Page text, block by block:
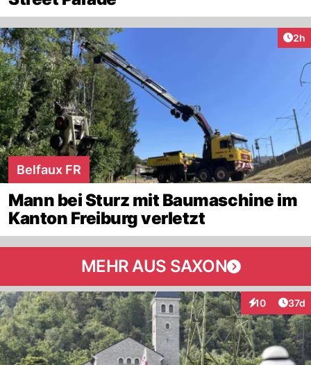
2h
Belfaux FR
Mann bei Sturz mit Baumaschine im
Kanton Freiburg verletzt
MEHR AUS SAXON
10
Interaktionen
37d